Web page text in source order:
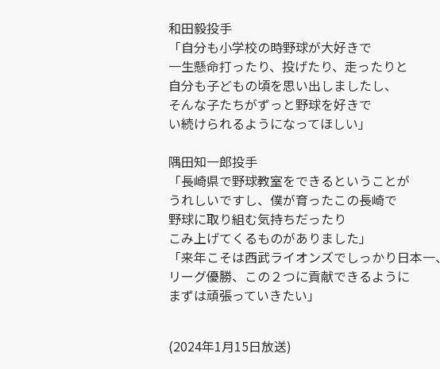
和田毅投手
「自分も小学校の時野球が大好きで
一生懸命打ったり、投げたり、走ったりと
自分も子どもの頃を思い出しましたし、
そんな子たちがずっと野球を好きで
い続けられるようになってほしい」
隅田知一郎投手
「長崎県で野球教室をできるということが
うれしいですし、僕が育ったこの長崎で
野球に取り組む気持ちだったり
こみ上げてくるものがありました」
「来年こそは西武ライオンズでしっかり日本一、
リーグ優勝、この２つに貢献できるように
まずは頑張っていきたい」
(2024年1月15日放送)